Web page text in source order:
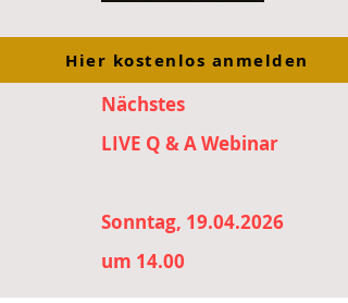
Hier kostenlos anmelden
Nächstes
LIVE Q & A Webinar
Sonntag, 19.04.2026
um 14.00